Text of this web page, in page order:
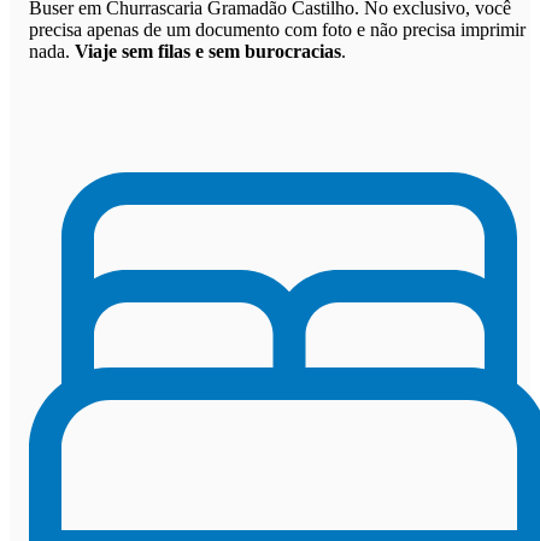
Buser em Churrascaria Gramadão Castilho. No exclusivo, você
precisa apenas de um documento com foto e não precisa imprimir
nada. Viaje sem filas e sem burocracias.